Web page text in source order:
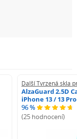
Další Tvrzená skla
AlzaGuard 2.5D
iPhone 13 / 13 Pro
96 %
(25 hodnocení)